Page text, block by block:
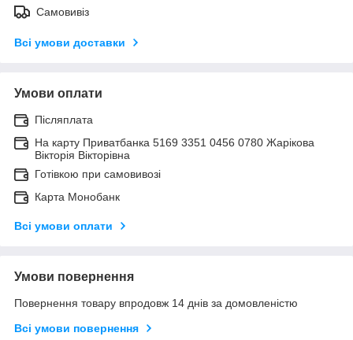
Самовивіз
Всі умови доставки
Умови оплати
Післяплата
На карту Приватбанка 5169 3351 0456 0780 Жарікова
Вікторія Вікторівна
Готівкою при самовивозі
Карта Монобанк
Всі умови оплати
Умови повернення
Повернення товару впродовж 14 днів за домовленістю
Всі умови повернення